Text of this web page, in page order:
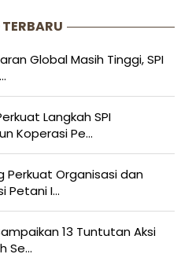
Global Masih Tinggi, SPI
Langkah SPI
Koperasi Pe...
Perkuat Organisasi dan
Petani I...
13 Tuntutan Aksi
Se...